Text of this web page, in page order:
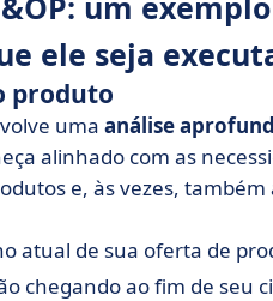
ele seja
produto
uma análise
alinhado com as
e, às vezes,
atual de sua oferta de
chegando ao fim de seu